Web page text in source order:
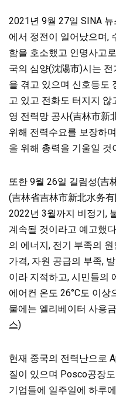
2021년 9월 27일 SINA
에서 정전이 일어났으며,
함을 호소했고 인명사고
국의 심양(沈陽市)시는
을 겪고 있으며 신호등도
고 있고 전화도 터지지
영 전력망 공사(吉林市新
위해 전력수요를 보장하
을 위해 총력을 기울일 것
또한 9월 26일 길림성(吉
(吉林省吉林市新北水务
2022년 3월까지 비정기,
계속될 것이라고 예고했
의 에너지, 전기 부족의
가격, 자원 공급의 부족,
이라 지적하고, 시민들의
에어컨 온도 26°C도 이상
물에는 엘리베이터 사용
스)
현재 중국의 전력난으로
질이 있으며 Posco공장
기업들에 일주일에 하루